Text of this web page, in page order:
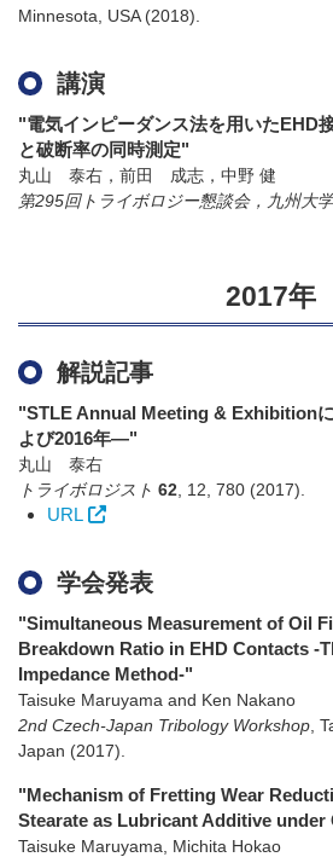
Minnesota, USA (2018)
講演
"電気インピーダンス法を用いたEHD
と破断率の同時測定"
丸山 泰右，前田 成志，中野 健
第295回トライボロジー懇談会，九州大学
2017年
解説記事
"STLE Annual Meeting & Exhibition
よび2016年―"
丸山 泰右
トライボロジスト 62 12 780 (2017)
URL
学会発表
"Simultaneous Measurement of Oil
Breakdown Ratio in EHD Contacts -
Impedance Method-"
Taisuke Maruyama and Ken Nakano
2nd Czech-Japan Tribology Workshop
Japan (2017)
"Mechanism of Fretting Wear
Stearate as Lubricant Additive
Taisuke Maruyama, Michita Hokao